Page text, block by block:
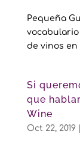
Pequeña
de vinos en
Si
que
Wine
Oct 22, 2019|